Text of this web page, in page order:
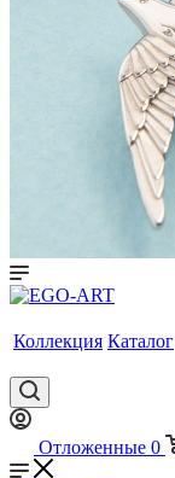
Коллекция Каталог
Отложенные 0